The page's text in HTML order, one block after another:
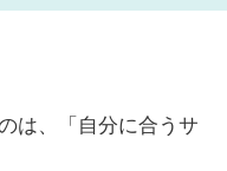
は、「自分に合うサ